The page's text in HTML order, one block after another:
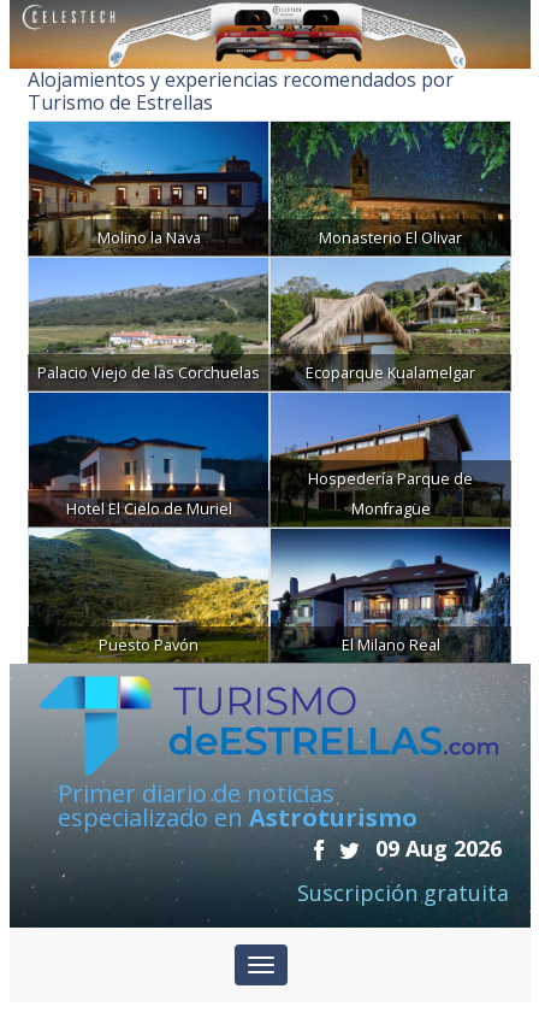
Alojamientos y experiencias recomendados por
Turismo de Estrellas
Molino la Nava Monasterio El Olivar
Palacio Viejo de las Corchuelas Ecoparque Kualamelgar
Hotel El Cielo de Muriel
Hospedería Parque de
Monfragüe
Puesto Pavón El Milano Real
Primer diario de noticias
especializado en Astroturismo
09 Aug 2026
Suscripción gratuita